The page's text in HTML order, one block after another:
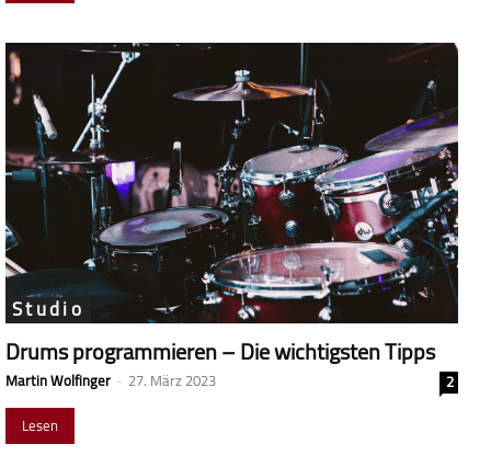
Studio
Drums programmieren – Die wichtigsten Tipps
Martin Wolfinger - 27. März 2023
2
Lesen